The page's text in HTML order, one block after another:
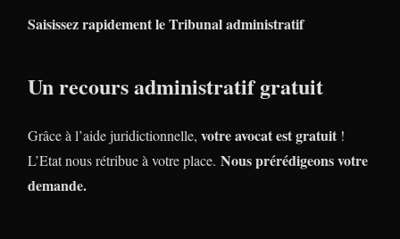
Saisissez rapidement le Tribunal administratif
Un recours administratif gratuit
Grâce à l’aide juridictionnelle, votre avocat est gratuit !
L’Etat nous rétribue à votre place. Nous prérédigeons votre
demande.